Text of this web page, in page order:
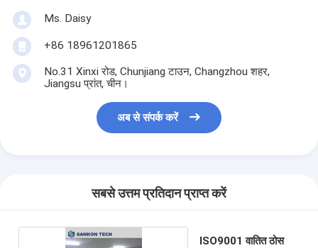
Ms. Daisy
+86 18961201865
No.31 Xinxi रोड, Chunjiang टाउन, Changzhou शहर,
Jiangsu प्रांत, चीन।
अब से संपर्क करें
सबसे उत्तम प्रतिदान प्राप्त करें
ISO9001 वातित ठोस